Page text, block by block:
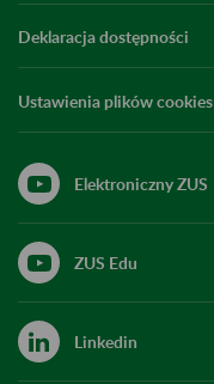
Deklaracja dostępności
Ustawienia plików cookies
Elektroniczny ZUS
ZUS Edu
Linkedin